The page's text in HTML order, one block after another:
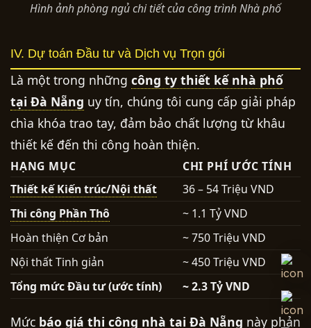
Hình ảnh phòng ngủ chi tiết của công trình Nhà phố
IV. Dự toán Đầu tư và Dịch vụ Trọn gói
Là một trong những công ty thiết kế nhà phố
tại Đà Nẵng uy tín, chúng tôi cung cấp giải pháp
chìa khóa trao tay, đảm bảo chất lượng từ khâu
thiết kế đến thi công hoàn thiện.
HẠNG MỤC
CHI PHÍ ƯỚC TÍNH
Thiết kế Kiến trúc/Nội thất
36 – 54 Triệu VND
Thi công Phần Thô
~ 1.1 Tỷ VND
Hoàn thiện Cơ bản
~ 750 Triệu VND
Nội thất Tinh giản
~ 450 Triệu VND
Tổng mức Đầu tư (ước tính)
~ 2.3 Tỷ VND
Mức báo giá thi công nhà tại Đà Nẵng này phản